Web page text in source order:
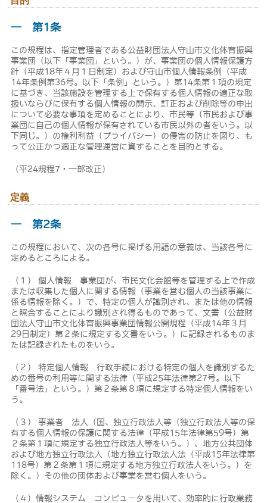
― 第1条
この規程は、指定管理者である公益財団法人守山市文化体育振興
事業団（以下「事業団」という。）が、事業団の個人情報保護方
針（平成18年４月１日制定）および守山市個人情報条例（平成
14年条例第36号。以下「条例」という。）第14条第１項の規定
に基づき、当該施設を管理する上で保有する個人情報の適正な取
扱いならびに保有する個人情報の開示、訂正および削除等の申出
について必要な事項を定めることにより、市民等（市民および事
業団に自己の個人情報が保有されている市民以外の者をいう。以
下同じ。）の権利利益（プライバシー）の侵害の防止を図り、も
って公正かつ適正な管理運営に資することを目的とする。
（平24規程7・一部改正）
定義
― 第2条
この規程において、次の各号に掲げる用語の意義は、当該各号に
定めるところによる。
（１） 個人情報 事業団が、市民文化会館等を管理する上で作成
または収集した個人に関する情報（事業を営む個人の当該事業に
係る情報を除く。）で、特定の個人が識別され、または他の情報
と照合することにより識別され得るものであって、文書（公益財
団法人守山市文化体育振興事業団情報公開規程（平成14年３月
29日制定）第２条に規定する文書をいう。）に記録されるものま
たは記録されたものをいう。
（２） 特定個人情報 行政手続における特定の個人を識別するた
めの番号の利用等に関する法律（平成25年法律第27号。以下
「番号法」という。）第２条第８項に規定する特定個人情報をい
う。
（３） 事業者 法人（国、独立行政法人等（独立行政法人等の保
有する個人情報の保護に関する法律（平成15年法律第59号）第
２条第１項に規定する独立行政法人等をいう。）、地方公共団体
および地方独立行政法人（地方独立行政法人法（平成15年法律第
118号）第２条第１項に規定する地方独立行政法人をいう。）を
除く。）その他の団体および事業を営む個人をいう。
（４）情報システム コンピュータを用いて、効率的に行政業務